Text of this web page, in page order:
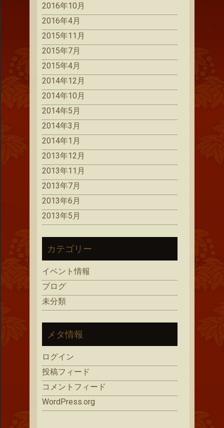
2016年10月
2016年4月
2015年11月
2015年7月
2015年4月
2014年12月
2014年10月
2014年5月
2014年3月
2014年1月
2013年12月
2013年11月
2013年7月
2013年6月
2013年5月
カテゴリー
イベント情報
ブログ
未分類
メタ情報
ログイン
投稿フィード
コメントフィード
WordPress.org